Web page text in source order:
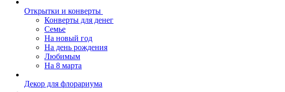
Открытки и конверты
Конверты для денег
Семье
На новый год
На день рождения
Любимым
На 8 марта
Декор для флорариума